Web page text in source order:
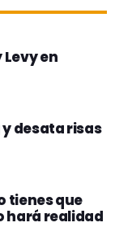
en
desata risas
tienes que
hará realidad